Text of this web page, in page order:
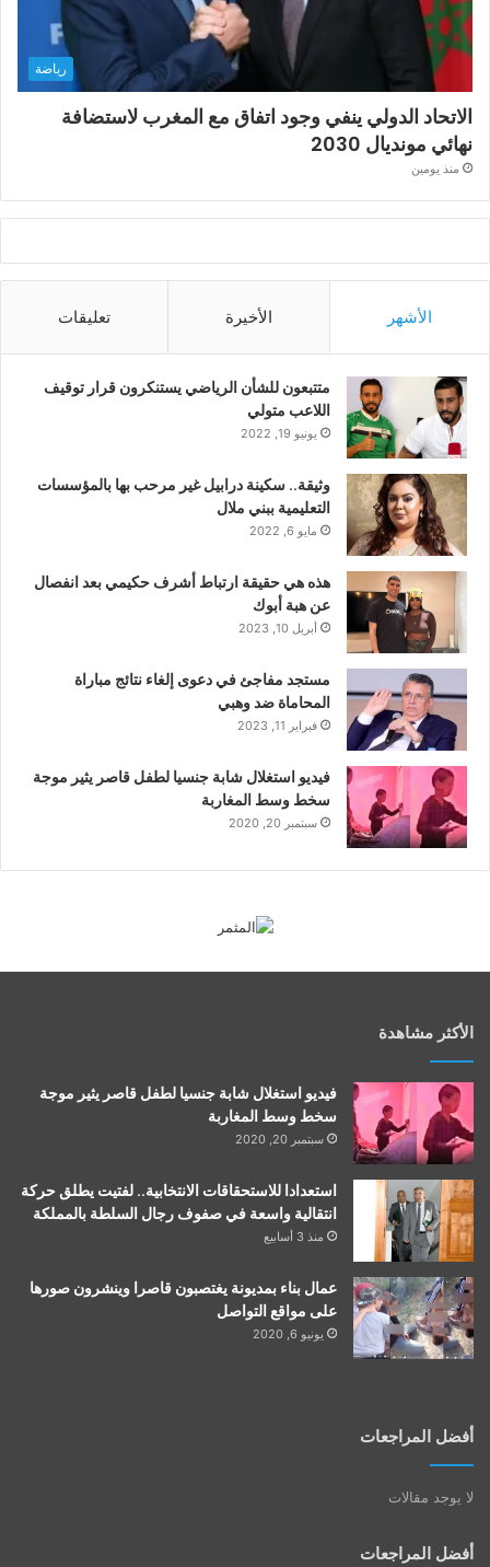
رياضة
الاتحاد الدولي ينفي وجود اتفاق مع المغرب لاستضافة
نهائي مونديال 2030
منذ يومين
الأشهر الأخيرة تعليقات
متتبعون للشأن الرياضي يستنكرون قرار توقيف
اللاعب متولي
يونيو 19, 2022
وثيقة.. سكينة درابيل غير مرحب بها بالمؤسسات
التعليمية ببني ملال
مايو 6, 2022
هذه هي حقيقة ارتباط أشرف حكيمي بعد انفصال
عن هبة أبوك
أبريل 10, 2023
مستجد مفاجئ في دعوى إلغاء نتائج مباراة
المحاماة ضد وهبي
فبراير 11, 2023
فيديو استغلال شابة جنسيا لطفل قاصر يثير موجة
سخط وسط المغاربة
سبتمبر 20, 2020
الأكثر مشاهدة
فيديو استغلال شابة جنسيا لطفل قاصر يثير موجة
سخط وسط المغاربة
سبتمبر 20, 2020
استعدادا للاستحقاقات الانتخابية.. لفتيت يطلق حركة
انتقالية واسعة في صفوف رجال السلطة بالمملكة
منذ 3 أسابيع
عمال بناء بمديونة يغتصبون قاصرا وينشرون صورها
على مواقع التواصل
يونيو 6, 2020
أفضل المراجعات
لا يوجد مقالات
أفضل المراجعات